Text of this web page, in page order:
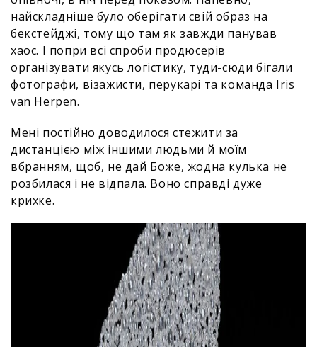
найскладніше було оберігати свій образ на
бекстейджі, тому що там як завжди панував
хаос. І попри всі спроби продюсерів
організувати якусь логістику, туди-сюди бігали
фотографи, візажисти, перукарі та команда Iris
van Herpen.
Мені постійно доводилося стежити за
дистанцією між іншими людьми й моїм
вбранням, щоб, не дай Боже, жодна кулька не
розбилася і не відпала. Воно справді дуже
крихке.